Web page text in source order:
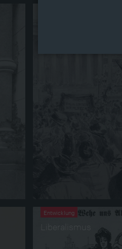
Das
Entwicklung
Liberalismus